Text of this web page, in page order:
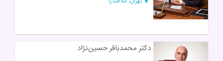
دکتر محمدباقر حسین‌نژاد